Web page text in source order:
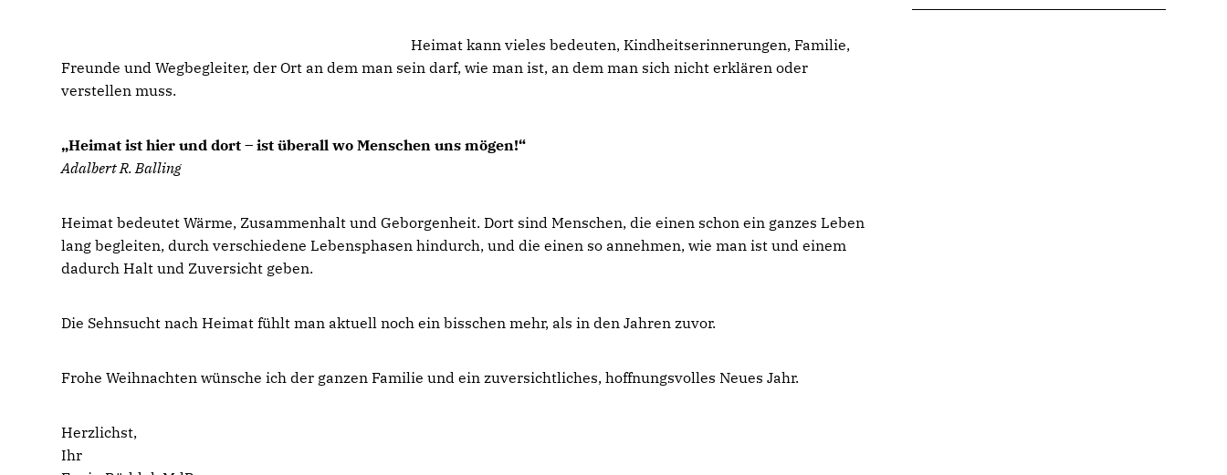
Heimat kann vieles bedeuten, Kindheitserinnerungen, Familie,
Freunde und Wegbegleiter, der Ort an dem man sein darf, wie man ist, an dem man sich nicht erklären oder
verstellen muss.
Heimat ist hier und dort – ist überall wo Menschen uns mögen!“
Adalbert R. Balling
Heimat bedeutet Wärme, Zusammenhalt und Geborgenheit. Dort sind Menschen, die einen schon ein ganzes Leben
lang begleiten, durch verschiedene Lebensphasen hindurch, und die einen so annehmen, wie man ist und einem
dadurch Halt und Zuversicht geben.
Die Sehnsucht nach Heimat fühlt man aktuell noch ein bisschen mehr, als in den Jahren zuvor.
Frohe Weihnachten wünsche ich der ganzen Familie und ein zuversichtliches, hoffnungsvolles Neues Jahr.
Herzlichst,
Ihr